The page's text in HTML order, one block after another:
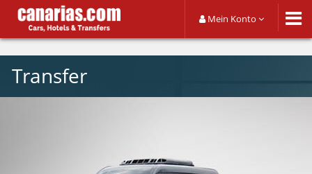
Mein Konto
Transfer